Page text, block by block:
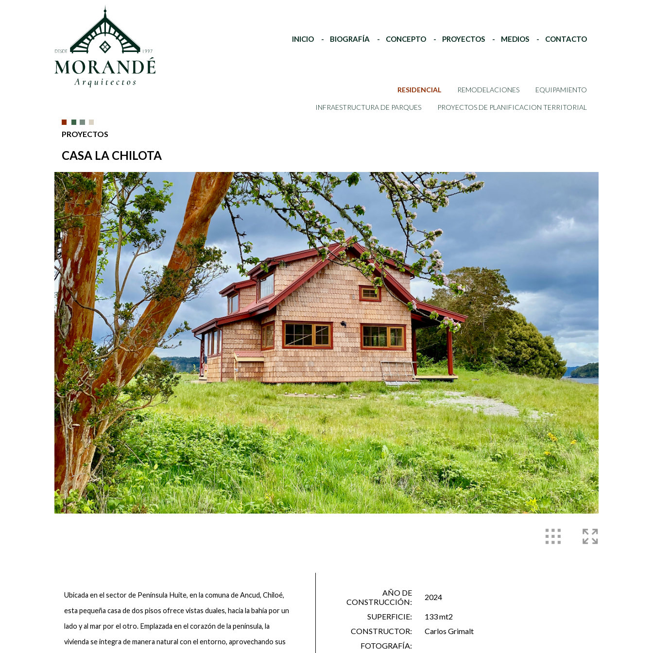
INICIO BIOGRAFÍA CONCEPTO PROYECTOS MEDIOS CONTACTO
RESIDENCIAL REMODELACIONES EQUIPAMIENTO
INFRAESTRUCTURA DE PARQUES PROYECTOS DE PLANIFICACION TERRITORIAL
PROYECTOS
CASA LA CHILOTA
Ubicada en el sector de Península Huite, en la comuna de Ancud, Chiloé,
esta pequeña casa de dos pisos ofrece vistas duales, hacia la bahía por un
lado y al mar por el otro. Emplazada en el corazón de la península, la
vivienda se integra de manera natural con el entorno, aprovechando sus
AÑO DE
CONSTRUCCIÓN:
2024
SUPERFICIE:
133 mt2
CONSTRUCTOR:
Carlos Grimalt
FOTOGRAFÍA: